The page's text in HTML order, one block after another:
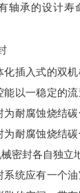
轴承的设计寿
化插入式的双
以一稳定的
耐腐蚀烧结
耐腐蚀烧结
密封各自独立
系统应有一个